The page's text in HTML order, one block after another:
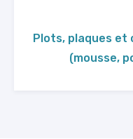
Plots, plaques et
(mousse,